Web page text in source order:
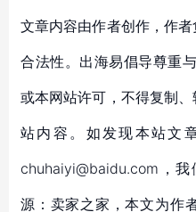
文章内容由作者创作，作
合法性。出海易倡导尊重
或本网站许可，不得复制
站内容。如发现本站文
chuhaiyi@baidu.com，
源：卖家之家，本文为作